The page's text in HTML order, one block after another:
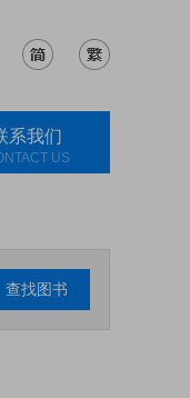
系我们
US
查找图书